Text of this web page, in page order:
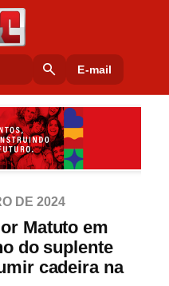
search E-mail
DE 2024
Matuto em
do suplente
cadeira na